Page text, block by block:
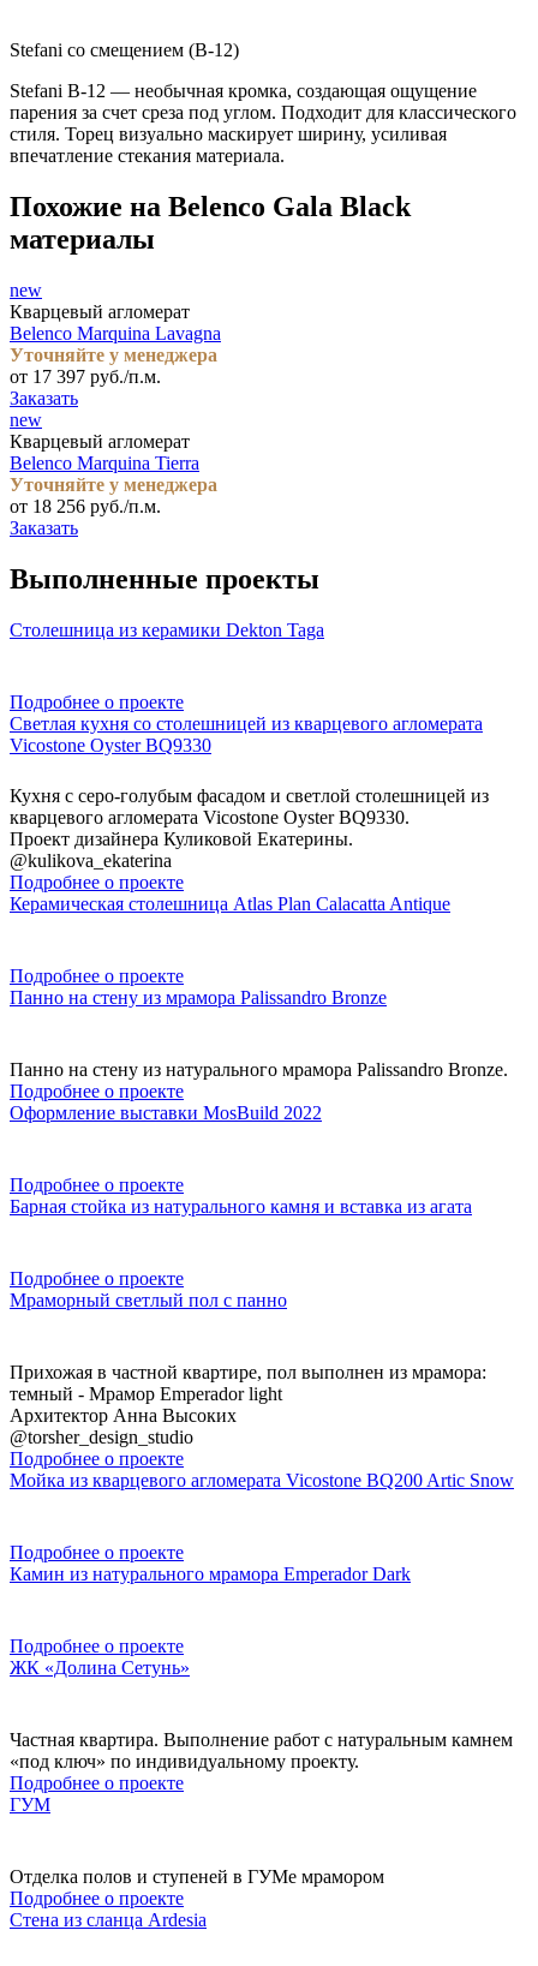
Stefani со смещением (B-12)
Stefani B-12 — необычная кромка, создающая ощущение
парения за счет среза под углом. Подходит для классического
стиля. Торец визуально маскирует ширину, усиливая
впечатление стекания материала.
Похожие на Belenco Gala Black
материалы
new
Кварцевый агломерат
Belenco Marquina Lavagna
Уточняйте у менеджера
от 17 397 руб./п.м.
Заказать
new
Кварцевый агломерат
Belenco Marquina Tierra
Уточняйте у менеджера
от 18 256 руб./п.м.
Заказать
Выполненные проекты
Столешница из керамики Dekton Taga
Подробнее о проекте
Светлая кухня со столешницей из кварцевого агломерата
Vicostone Oyster BQ9330
Кухня с серо-голубым фасадом и светлой столешницей из
кварцевого агломерата Vicostone Oyster BQ9330.
Проект дизайнера Куликовой Екатерины.
@kulikova_ekaterina
Подробнее о проекте
Керамическая столешница Atlas Plan Calacatta Antique
Подробнее о проекте
Панно на стену из мрамора Palissandro Bronze
Панно на стену из натурального мрамора Palissandro Bronze.
Подробнее о проекте
Оформление выставки MosBuild 2022
Подробнее о проекте
Барная стойка из натурального камня и вставка из агата
Подробнее о проекте
Мраморный светлый пол с панно
Прихожая в частной квартире, пол выполнен из мрамора:
темный - Мрамор Emperador light
Архитектор Анна Высоких
@torsher_design_studio
Подробнее о проекте
Мойка из кварцевого агломерата Vicostone BQ200 Artic Snow
Подробнее о проекте
Камин из натурального мрамора Emperador Dark
Подробнее о проекте
ЖК «Долина Сетунь»
Частная квартира. Выполнение работ с натуральным камнем
«под ключ» по индивидуальному проекту.
Подробнее о проекте
ГУМ
Отделка полов и ступеней в ГУМе мрамором
Подробнее о проекте
Стена из сланца Ardesia